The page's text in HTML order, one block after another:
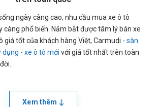
ngày càng cao, nhu cầu mua xe ô tô
càng phổ biến. Nắm bắt được tâm lý bán xe
giá tốt của khách hàng Việt, Carmudi - sàn
- xe ô tô mới với giá tốt nhất trên toàn
Xem thêm